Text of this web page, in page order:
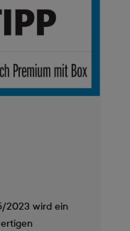
2023 wird ein